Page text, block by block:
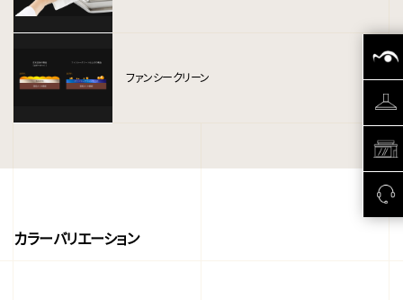
ファンシークリーン
カラーバリエーション